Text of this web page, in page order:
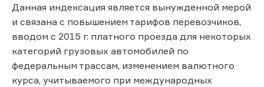
Данная индексация является вынужденной мерой
и связана с повышением тарифов перевозчиков,
вводом с 2015 г. платного проезда для некоторых
категорий грузовых автомобилей по
федеральным трассам, изменением валютного
курса, учитываемого при международных